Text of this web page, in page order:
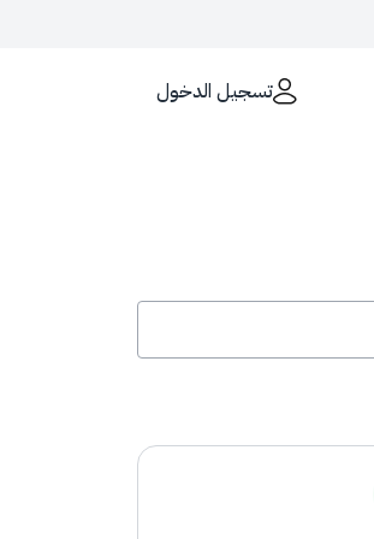
تستخدم بروتوكولHTTPS
تسجيل الدخول